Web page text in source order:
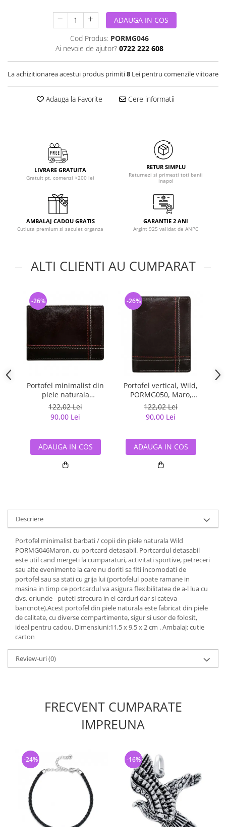
ADAUGA IN COS
Cod Produs: PORMG046
Ai nevoie de ajutor? 0722 222 608
La achizitionarea acestui produs primiti8 Lei pentru comenzile viitoare
Adauga la Favorite Cere informatii
LIVRARE GRATUITA
Gratuit pt. comenzi >200 lei
RETUR SIMPLU
Returnezi si primesti toti banii
inapoi
AMBALAJ CADOU GRATIS
Cutiuta premium si saculet organza
GARANTIE 2 ANI
Argint 925 validat de ANPC
ALTI CLIENTI AU CUMPARAT
Portofel minimalist din
piele naturala
PORMG047
122,02 Lei
90,00 Lei
-26%
ADAUGA IN COS
Portofel vertical, Wild,
PORMG050, Maro,
minimalist, din piele
naturala
122,02 Lei
90,00 Lei
-26%
ADAUGA IN COS
Descriere
Portofel minimalist barbati / copii din piele naturala Wild
PORMG046Maron, cu portcard detasabil. Portcardul detasabil
este util cand mergeti la cumparaturi, activitati sportive, petreceri
sau alte evenimente la care nu doriti sa fiti incomodati de
portofel sau sa stati cu grija lui (portofelul poate ramane in
masina in timp ce portcardul va asigura flexibilitatea de a-l lua cu
dvs. oriunde - puteti strecura in el carduri dar si cateva
bancnote).Acest portofel din piele naturala este fabricat din piele
de calitate, cu diverse compartimente, sigur si usor de folosit,
ideal pentru cadou. Dimensiuni:11,5 x 9,5 x 2 cm . Ambalaj: cutie
carton
Review-uri(0)
FRECVENT CUMPARATE
IMPREUNA
-24% -16%